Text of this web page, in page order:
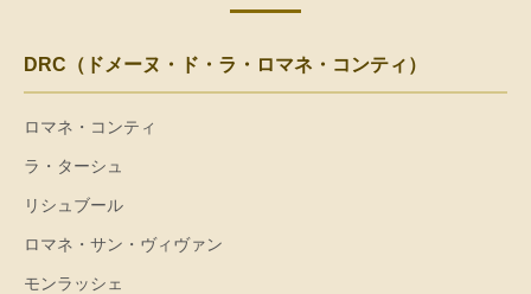
DRC（ドメーヌ・ド・ラ・ロマネ・コンティ）
ロマネ・コンティ
ラ・ターシュ
リシュブール
ロマネ・サン・ヴィヴァン
モンラッシェ